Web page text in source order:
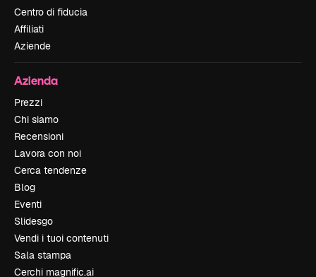
Centro di fiducia
Affiliati
Aziende
Azienda
Prezzi
Chi siamo
Recensioni
Lavora con noi
Cerca tendenze
Blog
Eventi
Slidesgo
Vendi i tuoi contenuti
Sala stampa
Cerchi magnific.ai